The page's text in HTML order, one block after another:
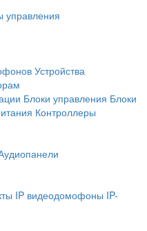
управления
Устройства
Блоки управления Блоки
Контроллеры
IP видеодомофоны IP-